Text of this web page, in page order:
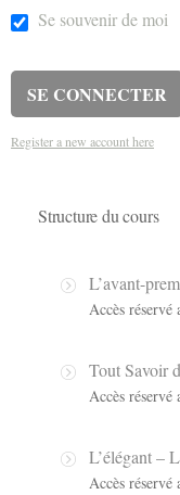
Se souvenir de moi
Register a new account here
Structure du cours
L’avant-
Accès réservé
Tout Savoir
Accès réservé
L’élégant –
Accès réservé